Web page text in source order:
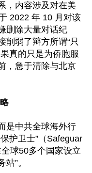
，内容涉及对在美
2022 年 10 月对该
删除大量对话纪
削弱了辩方所谓“只
真的只是为侨胞服
，急于清除与北京
是中共全球海外行
护卫士”（Safeguar
球50多个国家设立
站”。